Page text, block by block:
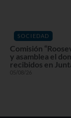
SOCIEDAD
Comisión
y asamblea el
recibidos en
05/08/26